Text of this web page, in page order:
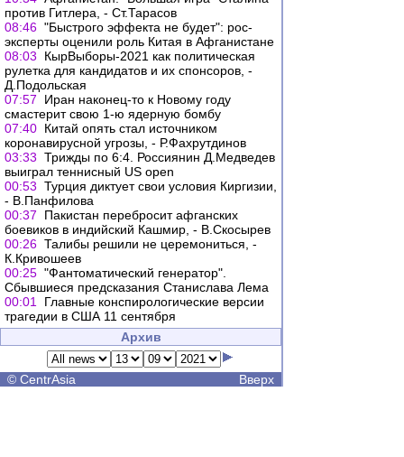
против Гитлера, - Ст.Тарасов
08:46 "Быстрого эффекта не будет": рос-
эксперты оценили роль Китая в Афганистане
08:03
КырВыборы-2021 как политическая
рулетка для кандидатов и их спонсоров, -
Д.Подольская
07:57
Иран наконец-то к Новому году
смастерит свою 1-ю ядерную бомбу
07:40 Китай опять стал источником
коронавирусной угрозы, - Р.Фахрутдинов
03:33 Трижды по 6:4. Россиянин Д.Медведев
выиграл теннисный US open
00:53 Турция диктует свои условия Киргизии,
- В.Панфилова
00:37
Пакистан перебросит афганских
боевиков в индийский Кашмир, - В.Скосырев
00:26 Талибы решили не церемониться, -
К.Кривошеев
00:25 "Фантоматический генератор".
Сбывшиеся предсказания Станислава Лема
00:01
Главные конспирологические версии
трагедии в США 11 сентября
Архив
© CentrAsia Вверх